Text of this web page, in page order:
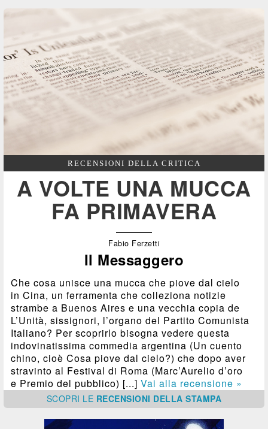
RECENSIONI DELLA CRITICA
A VOLTE UNA MUCCA
FA PRIMAVERA
Fabio Ferzetti
Il Messaggero
Che cosa unisce una mucca che piove dal cielo
in Cina, un ferramenta che colleziona notizie
strambe a Buenos Aires e una vecchia copia de
L’Unità, sissignori, l’organo del Partito Comunista
Italiano? Per scoprirlo bisogna vedere questa
indovinatissima commedia argentina (Un cuento
chino, cioè Cosa piove dal cielo?) che dopo aver
stravinto al Festival di Roma (Marc’Aurelio d’oro
e Premio del pubblico) [...]Vai alla recensione »
SCOPRI LE RECENSIONI DELLA STAMPA